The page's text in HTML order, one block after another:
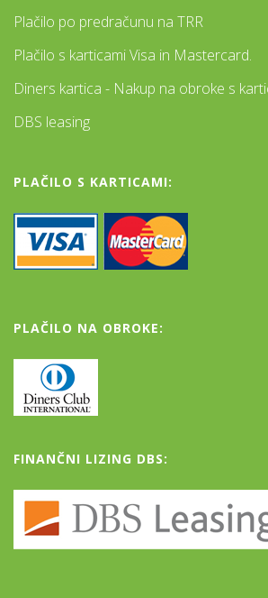
Plačilo po predračunu na TRR
Plačilo s karticami Visa in Mastercard.
Diners kartica - Nakup na obroke s
DBS leasing
PLAČILO S KARTICAMI:
PLAČILO NA OBROKE:
FINANČNI LIZING DBS: